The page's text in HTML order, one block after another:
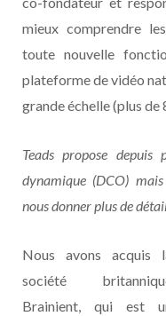
mieux comprendre
toute nouvelle
plateforme de vidéo
grande échelle (plus de
Teads propose
dynamique (DCO)
nous donner plus de
Nous avons acquis
société
Brainient, qui est